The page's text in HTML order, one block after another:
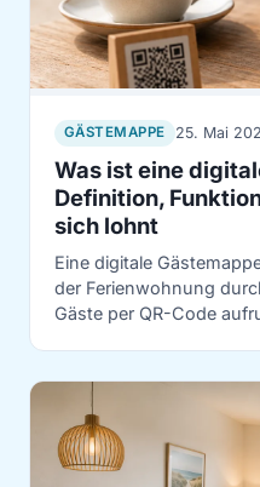
GÄSTEMAPPE 25. Mai
Was ist eine
Definition,
sich lohnt
Eine digitale
der Ferienwohnung
Gäste per QR-Code